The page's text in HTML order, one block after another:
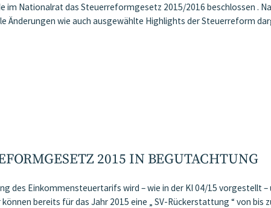
im Nationalrat das Steuerreformgesetz 2015/2016 beschlossen .
Änderungen wie auch ausgewählte Highlights der Steuerreform
2015 IN BEGUTACHTUNG
des Einkommensteuertarifs wird – wie in der KI 04/15 vorgestellt
bereits für das Jahr 2015 eine „ SV-Rückerstattung “ von bis